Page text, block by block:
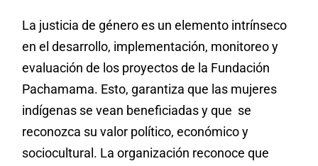
La justicia de género es un elemento intrínseco
en el desarrollo, implementación, monitoreo y
evaluación de los proyectos de la Fundación
Pachamama. Esto, garantiza que las mujeres
indígenas se vean beneficiadas y que se
reconozca su valor político, económico y
sociocultural. La organización reconoce que